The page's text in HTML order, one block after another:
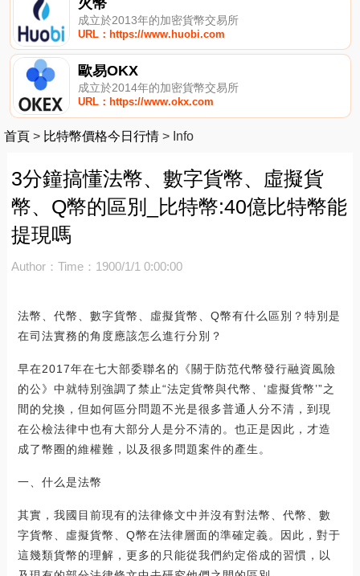
成立於2013年的加密貨幣交易所
URL：https://www.huobi.com
歐易OKX
成立於2014年的加密貨幣交易所
URL：https://www.okx.com
首頁 > 比特幣價格今日行情 > Info
3分鐘搞懂法幣、數字貨幣、虛擬貨
幣、Q幣的區別_比特幣:40億比特幣能
提現嗎
Author： Time：1900/1/1 0:00:00
法幣、代幣、數字貨幣、虛擬貨幣、Q幣有什么區別？特別是
在司法實務的角度應該怎么進行分別？
早在2017年在七大部委聯名的《關于防范代幣發行融資風險
的公》中就特別強調了禁止“法定貨幣與代幣、‘虛擬貨幣’”之
間的兌換，但如何區分問題不光是很多普通人分不清，到現
在公檢法律中也有大部分人是分不清的。也正是因此，才造
成了幣圈的維權難，以及很多問題案件的產生。
一、什么是法幣
其實，我國目前現有的法律條文中并沒有對法幣、代幣、數
字貨幣、虛擬貨幣、Q幣在法律層面的準確定義。因此，對于
這幾類貨幣的理解，更多的只能從我們約定俗成的習慣，以